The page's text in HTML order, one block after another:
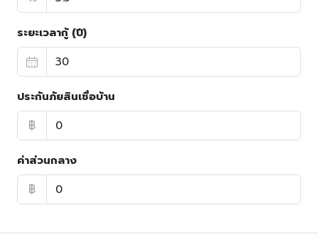
ระยะเวลากู้ (ปี)
ประกันภัยสินเชื่อบ้าน
฿
ค่าส่วนกลาง
฿